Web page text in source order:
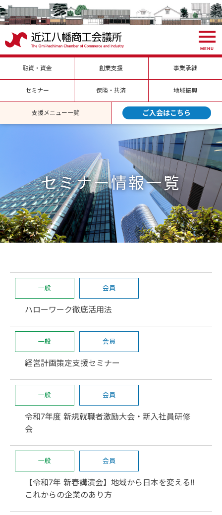
MENU
融資・資金 創業支援 事業承継
セミナー 保険・共済 地域振興
支援メニュー一覧 ご入会はこちら
セミナー情報一覧
一般 会員
ハローワーク徹底活用法
一般 会員
経営計画策定支援セミナー
一般 会員
令和7年度 新規就職者激励大会・新入社員研修
会
一般 会員
【令和7年 新春講演会】地域から日本を変える!!
これからの企業のあり方